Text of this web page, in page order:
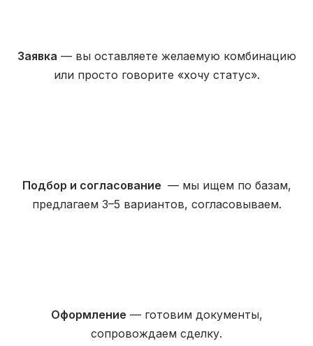
Заявка — вы оставляете желаемую комбинацию
или просто говорите «хочу статус».
Подбор и согласование — мы ищем по базам,
предлагаем 3–5 вариантов, согласовываем.
Оформление — готовим документы,
сопровождаем сделку.